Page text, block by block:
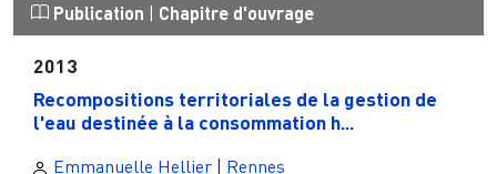
Publication | Chapitre d'ouvrage
2013
Recompositions territoriales de la gestion de
l'eau destinée à la consommation h...
Emmanuelle Hellier | Rennes